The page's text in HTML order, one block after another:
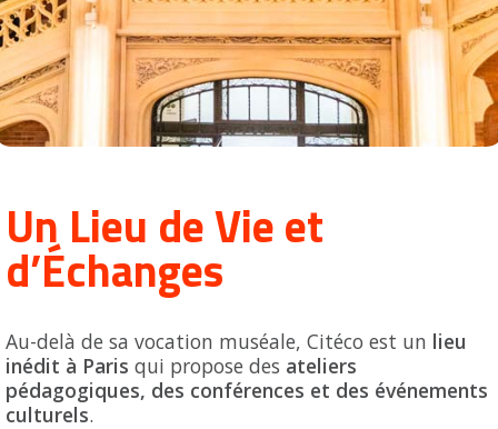
Un Lieu de Vie et
d’Échanges
Au-delà de sa vocation muséale, Citéco est un lieu
inédit à Paris qui propose des ateliers
pédagogiques, des conférences et des événements
culturels.